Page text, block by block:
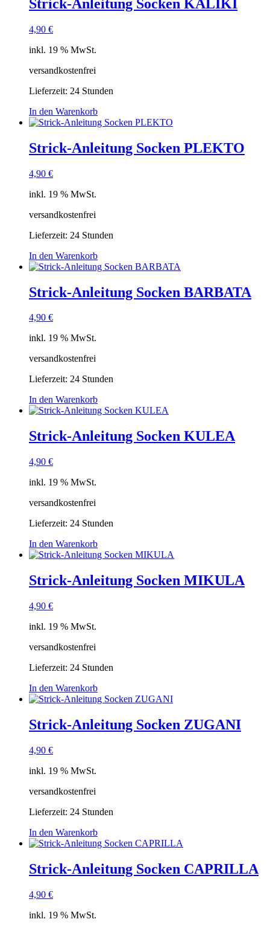
Strick-Anleitung Socken KALIKI
4,90 €
inkl. 19 % MwSt.
versandkostenfrei
Lieferzeit: 24 Stunden
In den Warenkorb
Strick-Anleitung Socken PLEKTO
4,90 €
inkl. 19 % MwSt.
versandkostenfrei
Lieferzeit: 24 Stunden
In den Warenkorb
Strick-Anleitung Socken BARBATA
4,90 €
inkl. 19 % MwSt.
versandkostenfrei
Lieferzeit: 24 Stunden
In den Warenkorb
Strick-Anleitung Socken KULEA
4,90 €
inkl. 19 % MwSt.
versandkostenfrei
Lieferzeit: 24 Stunden
In den Warenkorb
Strick-Anleitung Socken MIKULA
4,90 €
inkl. 19 % MwSt.
versandkostenfrei
Lieferzeit: 24 Stunden
In den Warenkorb
Strick-Anleitung Socken ZUGANI
4,90 €
inkl. 19 % MwSt.
versandkostenfrei
Lieferzeit: 24 Stunden
In den Warenkorb
Strick-Anleitung Socken CAPRILLA
4,90 €
inkl. 19 % MwSt.